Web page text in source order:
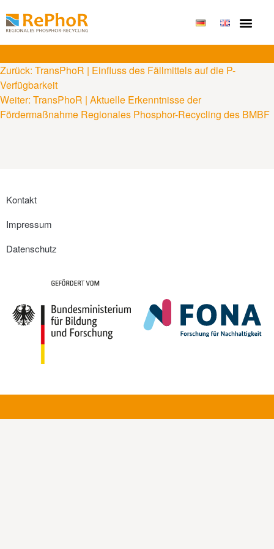
Zurück: TransPhoR | Einfluss des Fällmittels auf die P-
Verfügbarkeit
Weiter: TransPhoR | Aktuelle Erkenntnisse der
Fördermaßnahme Regionales Phosphor-Recycling des BMBF
Kontakt
Impressum
Datenschutz